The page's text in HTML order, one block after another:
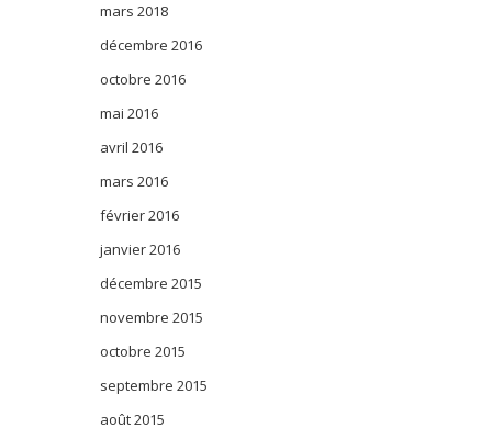
mars 2018
décembre 2016
octobre 2016
mai 2016
avril 2016
mars 2016
février 2016
janvier 2016
décembre 2015
novembre 2015
octobre 2015
septembre 2015
août 2015